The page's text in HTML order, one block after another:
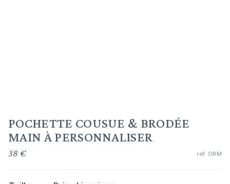
POCHETTE COUSUE & BRODÉE
MAIN À PERSONNALISER
38 € ref. ORM